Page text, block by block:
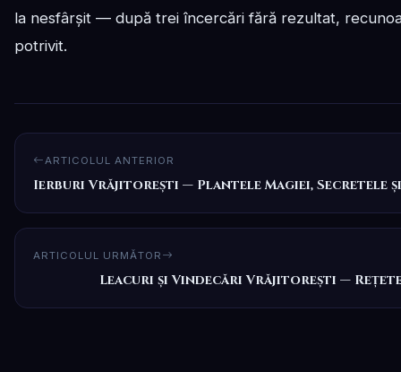
la nesfârșit — după trei încercări fără rezultat,
potrivit.
ARTICOLUL ANTERIOR
Ierburi Vrăjitorești — Plantele Magiei, Secretele
ARTICOLUL URMĂTOR
Leacuri și Vindecări Vrăjitorești —